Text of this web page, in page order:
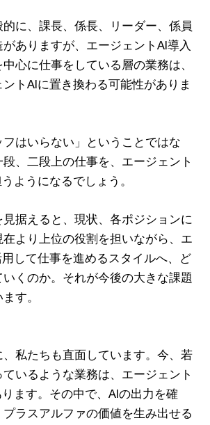
に、課長、係長、リーダー、係員
ありますが、エージェントAI導入
心に仕事をしている層の業務は、
トAIに置き換わる可能性がありま
はいらない」ということではな
段、二段上の仕事を、エージェント
ようになるでしょう。
据えると、現状、各ポジションに
より上位の役割を担いながら、エ
して仕事を進めるスタイルへ、ど
くのか。それが今後の大きな課題
す。
、私たちも直面しています。今、若
いるような業務は、エージェント
ます。その中で、AIの出力を確
ラスアルファの価値を生み出せる